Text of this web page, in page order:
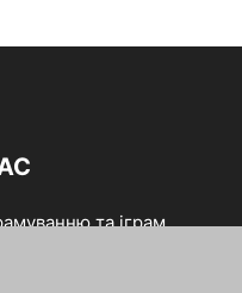
та іграм